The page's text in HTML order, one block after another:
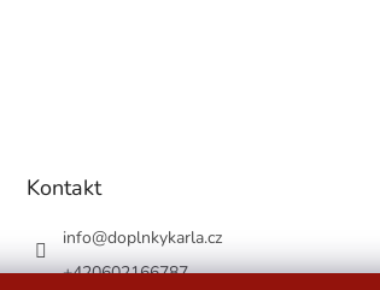
Kontakt
info@doplnkykarla.cz
+420602166787